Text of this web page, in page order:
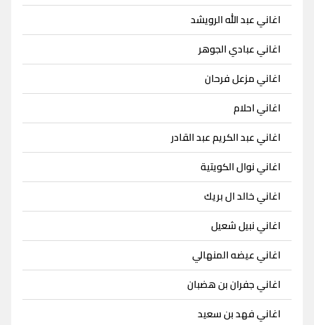
اغاني عبد الله الرويشد
اغاني عبادي الجوهر
اغاني مزعل فرحان
اغاني احلام
اغاني عبد الكريم عبد القادر
اغاني نوال الكويتية
اغاني خالد ال بريك
اغاني نبيل شعيل
اغاني عيضه المنهالي
اغاني جفران بن هضبان
اغاني فهد بن سعيد